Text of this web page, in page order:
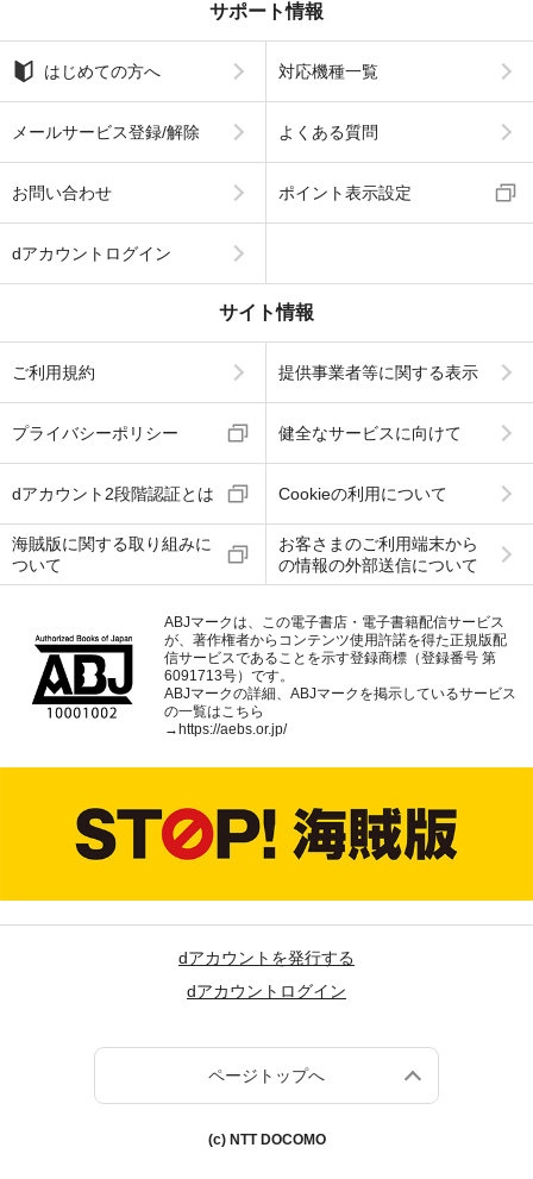
サポート情報
はじめての方へ 対応機種一覧
メールサービス登録/解除 よくある質問
お問い合わせ ポイント表示設定
dアカウントログイン
サイト情報
ご利用規約 提供事業者等に関する表示
プライバシーポリシー 健全なサービスに向けて
dアカウント2段階認証とは Cookieの利用について
海賊版に関する取り組みに
ついて
お客さまのご利用端末から
の情報の外部送信について
ABJマークは、この電子書店・電子書籍配信サービス
が、著作権者からコンテンツ使用許諾を得た正規版配
信サービスであることを示す登録商標（登録番号 第
6091713号）です。
ABJマークの詳細、ABJマークを掲示しているサービス
の一覧はこちら
→ https://aebs.or.jp/
dアカウントを発行する
dアカウントログイン
ページトップへ
(c) NTT DOCOMO